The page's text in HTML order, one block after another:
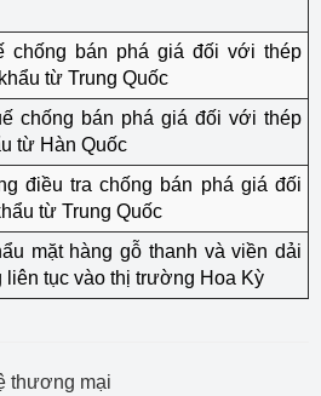
chống bán phá giá đối với thép
từ Trung Quốc
chống bán phá giá đối với thép
từ Hàn Quốc
điều tra chống bán phá giá đối
từ Trung Quốc
mặt hàng gỗ thanh và viền dải
tục vào thị trường Hoa Kỳ
thương mại